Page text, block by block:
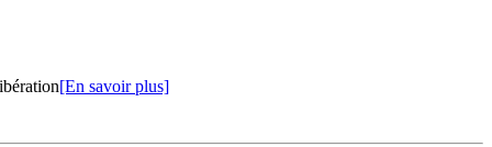
[En savoir plus]